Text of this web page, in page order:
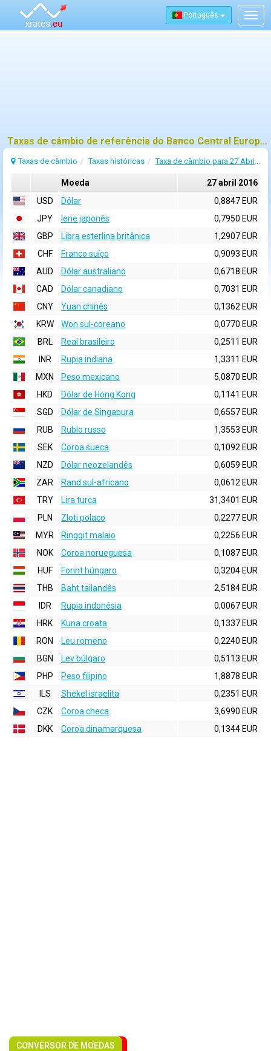
Português
Taxas de câmbio de referência do Banco Central Europeu (BCE) para 27 abril 2016
Taxas de câmbio Taxas históricas Taxa de câmbio para 27 Abril 2016
Moeda
27 abril 2016
USD
Dólar
0,8847 EUR
JPY
Iene japonês
0,7950 EUR
GBP
Libra esterlina britânica
1,2907 EUR
CHF
Franco suíço
0,9093 EUR
AUD
Dólar australiano
0,6718 EUR
CAD
Dólar canadiano
0,7031 EUR
CNY
Yuan chinês
0,1362 EUR
KRW
Won sul-coreano
0,0770 EUR
BRL
Real brasileiro
0,2511 EUR
INR
Rupia indiana
1,3311 EUR
MXN
Peso mexicano
5,0870 EUR
HKD
Dólar de Hong Kong
0,1141 EUR
SGD
Dólar de Singapura
0,6557 EUR
RUB
Rublo russo
1,3553 EUR
SEK
Coroa sueca
0,1092 EUR
NZD
Dólar neozelandês
0,6059 EUR
ZAR
Rand sul-africano
0,0612 EUR
TRY
Lira turca
31,3401 EUR
PLN
Zloti polaco
0,2277 EUR
MYR
Ringgit malaio
0,2256 EUR
NOK
Coroa norueguesa
0,1087 EUR
HUF
Forint húngaro
0,3204 EUR
THB
Baht tailandês
2,5184 EUR
IDR
Rupia indonésia
0,0067 EUR
HRK
Kuna croata
0,1337 EUR
RON
Leu romeno
0,2240 EUR
BGN
Lev búlgaro
0,5113 EUR
PHP
Peso filipino
1,8878 EUR
ILS
Shekel israelita
0,2351 EUR
CZK
Coroa checa
3,6990 EUR
DKK
Coroa dinamarquesa 0,1344 EUR
CONVERSOR DE MOEDAS